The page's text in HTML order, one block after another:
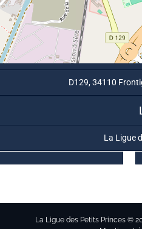
D129, 34110
La Ligue
La Ligue des Petits Princes ©